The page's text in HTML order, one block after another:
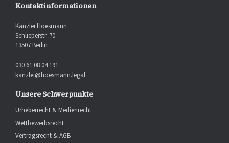
Kontaktinformationen
Kanzlei Hoesmann
Schlieperstr. 70
13507 Berlin
030 61 08 04 191
kanzlei@hoesmann.legal
Unsere Schwerpunkte
Urheberrecht & Medienrecht
Wettbewerbsrecht
Vertragsrecht & AGB